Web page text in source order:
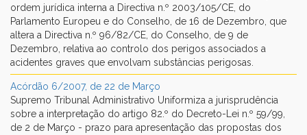
ordem jurídica interna a Directiva n.º 2003/105/CE, do
Parlamento Europeu e do Conselho, de 16 de Dezembro, que
altera a Directiva n.º 96/82/CE, do Conselho, de 9 de
Dezembro, relativa ao controlo dos perigos associados a
acidentes graves que envolvam substâncias perigosas.
Acórdão 6/2007, de 22 de Março
Supremo Tribunal Administrativo Uniformiza a jurisprudência
sobre a interpretação do artigo 82.º do Decreto-Lei n.º 59/99,
de 2 de Março - prazo para apresentação das propostas dos